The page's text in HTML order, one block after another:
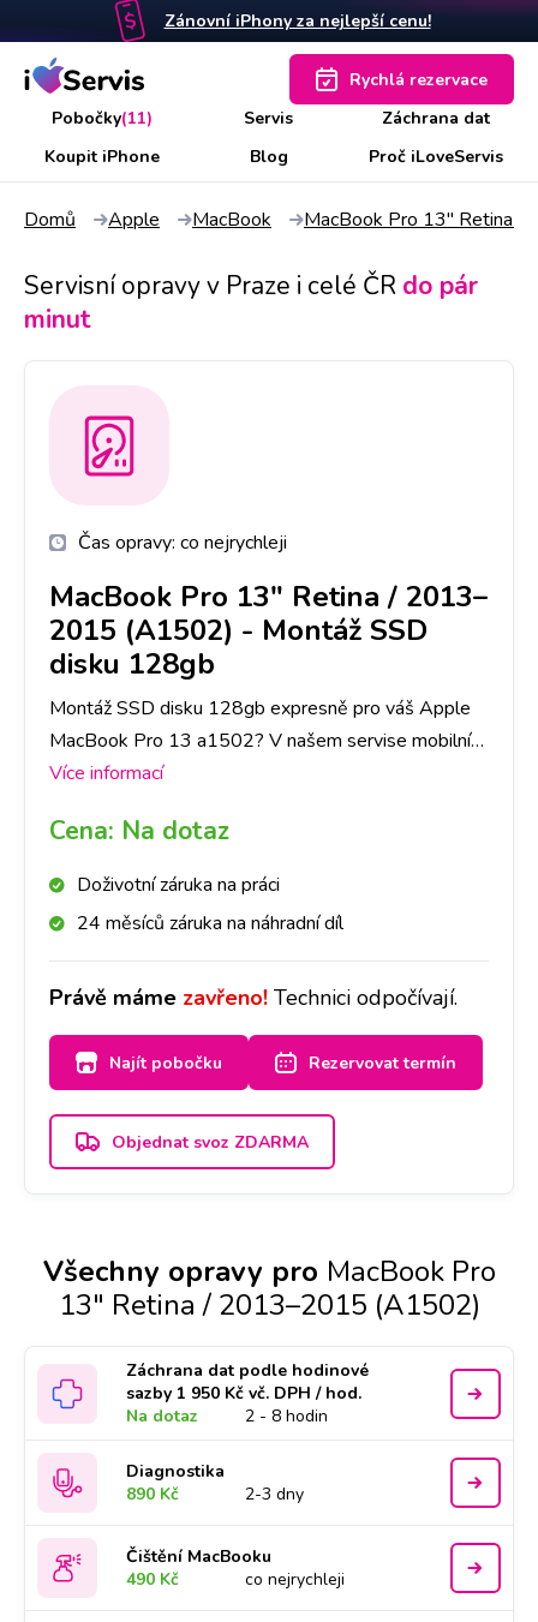
Zánovní iPhony za nejlepší cenu!
Pobočky(11) Servis
Záchrana dat
Koupit iPhone
Blog Proč iLoveServis
Rychlá rezervace
Domů Apple MacBook MacBook Pro 13" Retina
Servisní opravy v Praze i celé ČR do pár
minut
Čas opravy: co nejrychleji
MacBook Pro 13" Retina / 2013–
2015 (A1502) - Montáž SSD
disku 128gb
Montáž SSD disku 128gb expresně pro váš Apple
MacBook Pro 13 a1502? V našem servise mobilních
telefonů a tabletů opravíme na Apple jakoukoli
iLoveServis po celé ČR máme velké sklady dílů, tak
abyste ještě DNES měli svůj Apple MacBook Pro
13 a1502 opravený v Praze, Brně, Ostravě,
Olomouci, Liberci, Pardubicích a Českých
Více informací
Cena: Na dotaz
Doživotní záruka na práci
24 měsíců záruka na náhradní díl
Právě máme zavřeno! Technici odpočívají.
Najít pobočku Rezervovat termín
Objednat svoz ZDARMA
Všechny opravy pro MacBook Pro
13" Retina / 2013–2015 (A1502)
Záchrana dat podle hodinové
sazby 1 950 Kč vč. DPH / hod.
Na dotaz
2 - 8 hodin
Diagnostika
890 Kč
2-3 dny
Čištění MacBooku
490 Kč
co nejrychleji